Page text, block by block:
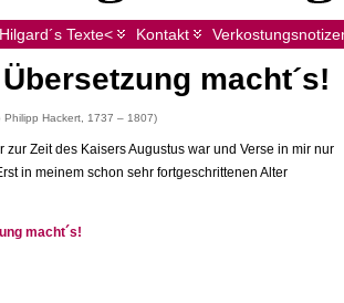
Texte< Kontakt
macht´s!
Hackert, 1737 – 1807)
Zeit des Kaisers Augustus war und Verse in mir nur
in meinem schon sehr fortgeschrittenen Alter
macht´s!